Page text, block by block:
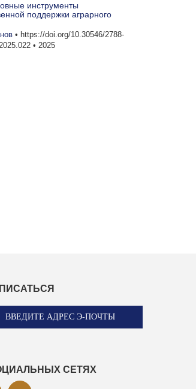
инструменты
поддержки аграрного
• https://doi.org/10.30546/2788-
• 2025
ВВЕДИТЕ АДРЕС Э-ПОЧТЫ
СЕТЯХ